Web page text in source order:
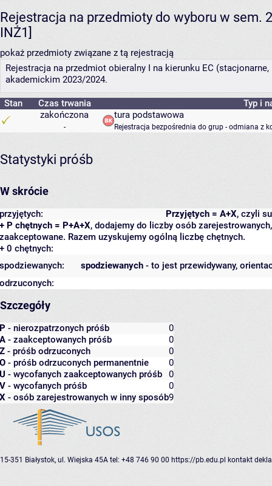
Rejestracja na przedmioty do wyboru w sem.
INŻ1]
pokaż przedmioty związane z tą rejestracją
Rejestracja na przedmiot obieralny I na kierunku EC
akademickim 2023/2024.
Stan Czas trwania
Typ i
zakończona
-
tura podstawowa
Rejestracja bezpośrednia do grup - odmiana z
Statystyki próśb
W skrócie
Przyjętych = A+X, czyli
przyjętych:
+ P chętnych = P+A+X, dodajemy do liczby osób
zaakceptowane. Razem uzyskujemy ogólną liczbę chętnych.
+ 0 chętnych:
spodziewanych - to jest przewidywany,
spodziewanych:
odrzuconych:
Szczegóły
P - nierozpatrzonych próśb
0
A - zaakceptowanych próśb
0
Z - próśb odrzuconych
0
O - próśb odrzuconych permanentnie
0
U - wycofanych zaakceptowanych próśb
0
V - wycofanych próśb
0
X - osób zarejestrowanych w inny sposób9
15-351 Białystok, ul. Wiejska 45A tel: +48 746 90 00 https://pb.edu.pl kontakt